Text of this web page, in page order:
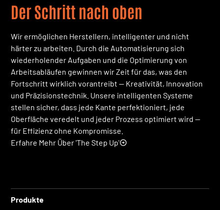
Der Schritt nach oben
Wir ermöglichen Herstellern, intelligenter und nicht
härter zu arbeiten. Durch die Automatisierung sich
wiederholender Aufgaben und die Optimierung von
Arbeitsabläufen gewinnen wir Zeit für das, was den
Fortschritt wirklich vorantreibt — Kreativität, Innovation
und Präzisionstechnik. Unsere intelligenten Systeme
stellen sicher, dass jede Kante perfektioniert, jede
Oberfläche veredelt und jeder Prozess optimiert wird —
für Effizienz ohne Kompromisse.
Erfahre Mehr Über 'The Step Up'
Produkte